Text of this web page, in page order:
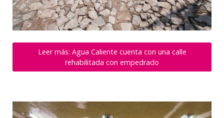
Leer más: Agua Caliente cuenta con una calle
rehabilitada con empedrado